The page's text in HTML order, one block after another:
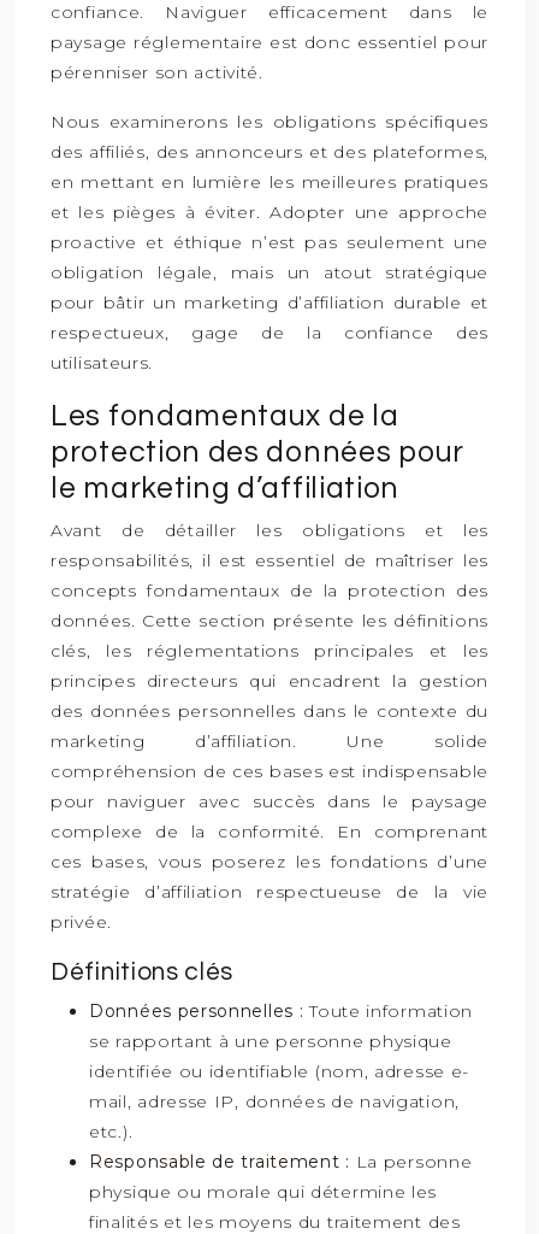
confiance. Naviguer efficacement dans le
paysage réglementaire est donc essentiel pour
pérenniser son activité.
Nous examinerons les obligations spécifiques
des affiliés, des annonceurs et des plateformes,
en mettant en lumière les meilleures pratiques
et les pièges à éviter. Adopter une approche
proactive et éthique n’est pas seulement une
obligation légale, mais un atout stratégique
pour bâtir un marketing d’affiliation durable et
respectueux, gage de la confiance des
utilisateurs.
Les fondamentaux de la
protection des données pour
le marketing d’affiliation
Avant de détailler les obligations et les
responsabilités, il est essentiel de maîtriser les
concepts fondamentaux de la protection des
données. Cette section présente les définitions
clés, les réglementations principales et les
principes directeurs qui encadrent la gestion
des données personnelles dans le contexte du
marketing d’affiliation. Une solide
compréhension de ces bases est indispensable
pour naviguer avec succès dans le paysage
complexe de la conformité. En comprenant
ces bases, vous poserez les fondations d’une
stratégie d’affiliation respectueuse de la vie
privée.
Définitions clés
Données personnelles :Toute information
se rapportant à une personne physique
identifiée ou identifiable (nom, adresse e-
mail, adresse IP, données de navigation,
etc.).
Responsable de traitement : La personne
physique ou morale qui détermine les
finalités et les moyens du traitement des